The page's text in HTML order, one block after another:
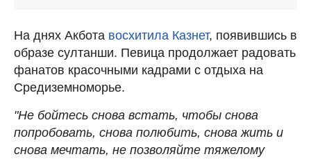
На днях Акбота восхитила Казнет, появившись в
образе султанши. Певица продолжает радовать
фанатов красочными кадрами с отдыха на
Средиземноморье.
"Не бойтесь снова встать, чтобы снова
попробовать, снова полюбить, снова жить и
снова мечтать, не позволяйте тяжелому